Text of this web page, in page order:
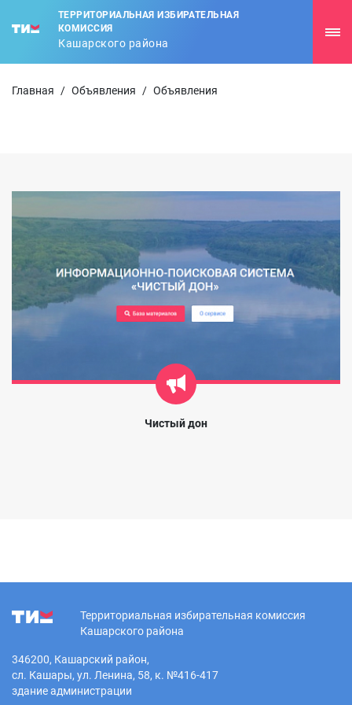
ТЕРРИТОРИАЛЬНАЯ ИЗБИРАТЕЛЬНАЯ
КОМИССИЯ
Кашарского района
Главная / Объявления / Объявления
Чистый дон
Территориальная избирательная комиссия
Кашарского района
346200, Кашарский район,
сл. Кашары, ул. Ленина, 58, к. №416-417
здание администрации